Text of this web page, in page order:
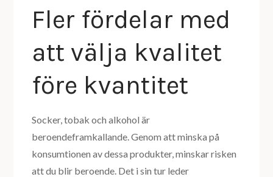
Fler fördelar med
att välja kvalitet
före kvantitet
Socker, tobak och alkohol är
beroendeframkallande. Genom att minska på
konsumtionen av dessa produkter, minskar risken
att du blir beroende. Det i sin tur leder